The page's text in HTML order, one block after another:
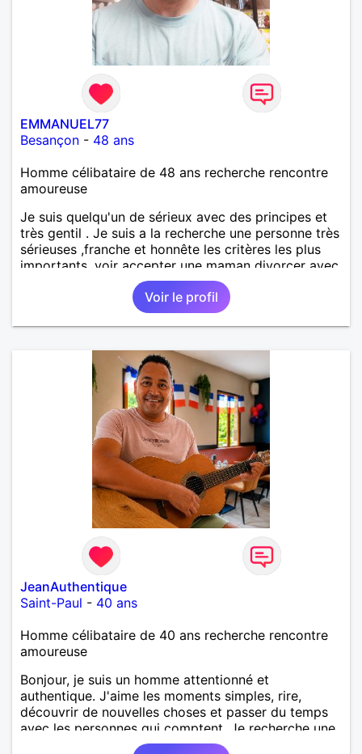
EMMANUEL77
Besançon - 48 ans
Homme célibataire de 48 ans recherche rencontre
amoureuse
Je suis quelqu'un de sérieux avec des principes et
très gentil . Je suis a la recherche une personne très
sérieuses ,franche et honnête les critères les plus
importants, voir accepter une maman divorcer avec
son enfant il n y a aucun problème. S' abstenir au
personne non sérieuse merci. Recherche dans un
premier temps dialogue et apprendre à connaître la
personne puis dans un deuxième temps relation plus
professionnelle et agent de sécurité privée et
agents SIAP1. ET télésurveillance et vidéo
protection dans les casino supermarché. en CDI
Mes passions. Sont la robotique ,vtt ,Echeque
,astronomie . Service militaire belfort 35 régiment d
infanterie et engager sur 5 ans.de (1998 a 2003.)
Divers je fait en moyenne 6 km de marche par jour
a pieds. A la fin de mon travail a mon domicile. J 'ai
un rêve cet de construire une vie a deux en
harmonie. Si je pourrais lui décrocher la lune je le
ferais. A chaque fois que je vois un beau ciel étoilé
je rêve d' être avec quelqu'un.
Voir le profil
JeanAuthentique
Saint-Paul - 40 ans
Homme célibataire de 40 ans recherche rencontre
amoureuse
Bonjour, je suis un homme attentionné et
authentique. J'aime les moments simples, rire,
découvrir de nouvelles choses et passer du temps
avec les personnes qui comptent. Je recherche une
relation sérieuse, basée sur le respect, la confiance